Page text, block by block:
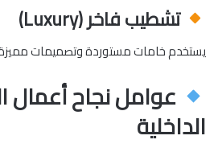
تشطيب فاخر (Luxury)
يستخدم خامات مستوردة وتصميمات
عوامل نجاح أعمال
الداخلية